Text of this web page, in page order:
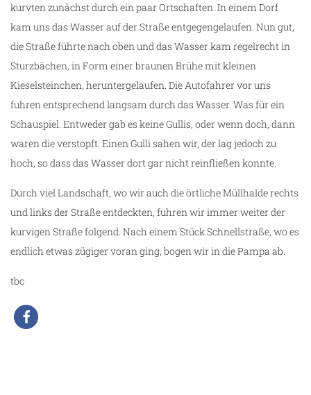
kurvten zunächst durch ein paar Ortschaften. In einem Dorf
kam uns das Wasser auf der Straße entgegengelaufen. Nun gut,
die Straße führte nach oben und das Wasser kam regelrecht in
Sturzbächen, in Form einer braunen Brühe mit kleinen
Kieselsteinchen, heruntergelaufen. Die Autofahrer vor uns
fuhren entsprechend langsam durch das Wasser. Was für ein
Schauspiel. Entweder gab es keine Gullis, oder wenn doch, dann
waren die verstopft. Einen Gulli sahen wir, der lag jedoch zu
hoch, so dass das Wasser dort gar nicht reinfließen konnte.
Durch viel Landschaft, wo wir auch die örtliche Müllhalde rechts
und links der Straße entdeckten, fuhren wir immer weiter der
kurvigen Straße folgend. Nach einem Stück Schnellstraße, wo es
endlich etwas zügiger voran ging, bogen wir in die Pampa ab.
tbc